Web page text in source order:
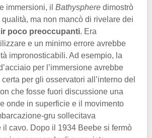
immersioni, il Bathysphere dimostrò
qualità, ma non mancò di rivelare dei
poco preoccupanti. Era
e un minimo errore avrebbe
impronosticabili. Ad esempio, la
per l’immersione avrebbe
per gli osservatori all’interno del
che fosse fuori discussione una
onde in superficie e il movimento
gru sollecitava
il cavo. Dopo il 1934 Beebe si fermò